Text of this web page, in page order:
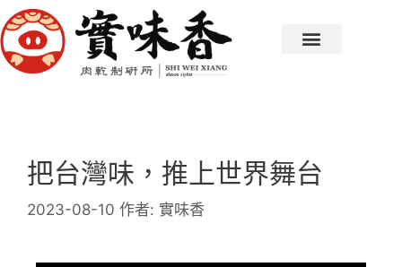
把台灣味，推上世界舞台
2023-08-10 作者: 實味香